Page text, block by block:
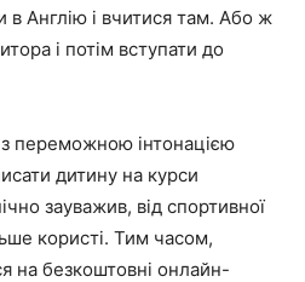
в Англію і вчитися там. Або ж
і потім вступати до
переможною інтонацією
дитину на курси
зауважив, від спортивної
користі. Тим часом,
на безкоштовні онлайн-